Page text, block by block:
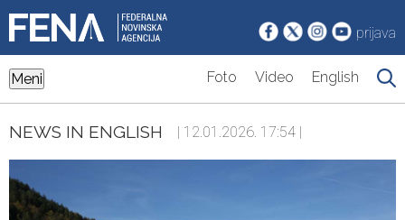
prijava
Meni Foto Video English
NEWS IN ENGLISH | 12.01.2026. 17:54 |